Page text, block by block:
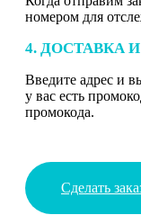
номером для
4. ДОСТАВКА
Введите адрес и
у вас есть
промокода.
Сделать